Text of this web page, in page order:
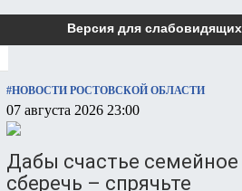
Версия для слабовидящих
#НОВОСТИ РОСТОВСКОЙ ОБЛАСТИ
07 августа 2026 23:00
Дабы счастье семейное
сберечь – спрячьте